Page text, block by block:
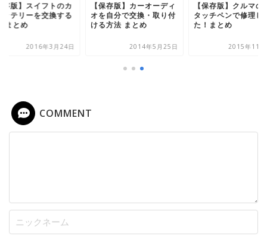
存版】スイフトのカ
ッテリーを交換する
まとめ
2016年3月24日
【保存版】カーオーディ
オを自分で交換・取り付
ける方法 まとめ
2014年5月25日
【保存版】クルマの
タッチペンで修理し
た！まとめ
2015年11
COMMENT